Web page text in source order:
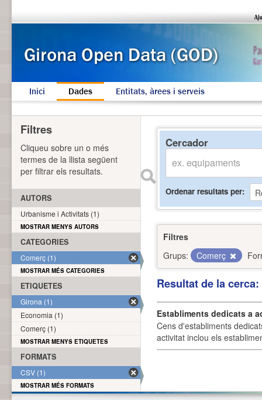
Inici Dades Entitats, àrees i serveis
Cercador
Ordenar resultats per
Filtres
Grups:
Comerç
Resultat de la
Establiments dedicats a
Cens d'establiments
activitat inclou els
Filtres
Cliqueu sobre un o més
termes de la llista següent
per filtrar els resultats.
AUTORS
Urbanisme i Activitats (1)
MOSTRAR MENYS AUTORS
CATEGORIES
Comerç (1)
MOSTRAR MÉS CATEGORIES
ETIQUETES
Girona (1)
Economia (1)
Comerç (1)
MOSTRAR MENYS ETIQUETES
FORMATS
CSV (1)
MOSTRAR MÉS FORMATS